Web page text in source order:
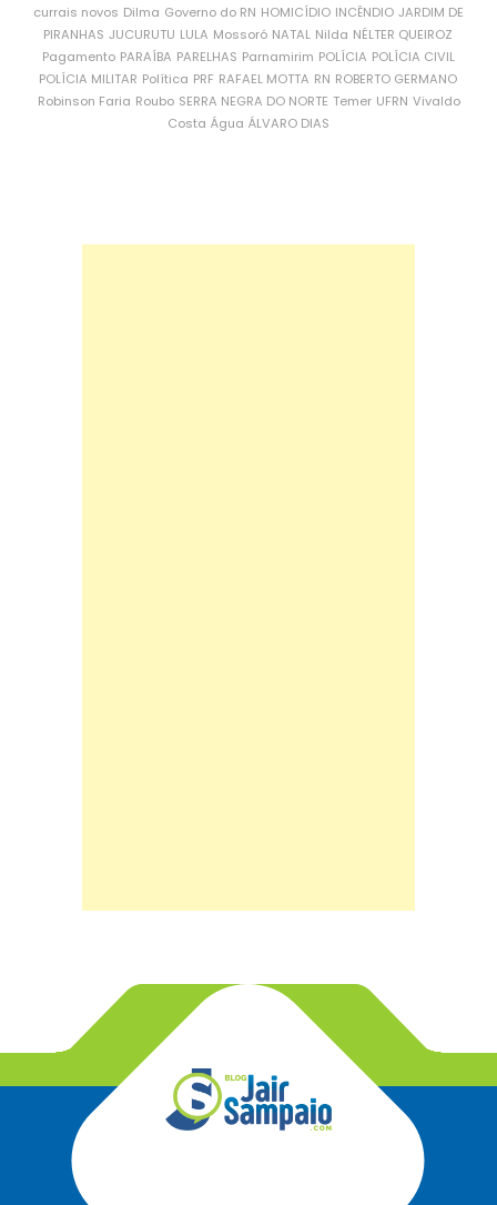
currais novos Dilma Governo do RN HOMICÍDIO INCÊNDIO JARDIM DE
PIRANHAS JUCURUTU LULA Mossoró NATAL Nilda NÉLTER QUEIROZ
Pagamento PARAÍBA PARELHAS Parnamirim POLÍCIA POLÍCIA CIVIL
POLÍCIA MILITAR Política PRF RAFAEL MOTTA RN ROBERTO GERMANO
Robinson Faria Roubo SERRA NEGRA DO NORTE Temer UFRN Vivaldo
Costa Água ÁLVARO DIAS